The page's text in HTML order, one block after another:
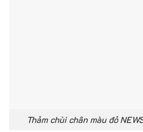
Thảm chùi chân màu đỏ